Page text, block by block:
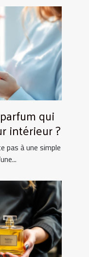
qui
intérieur ?
pas à une simple